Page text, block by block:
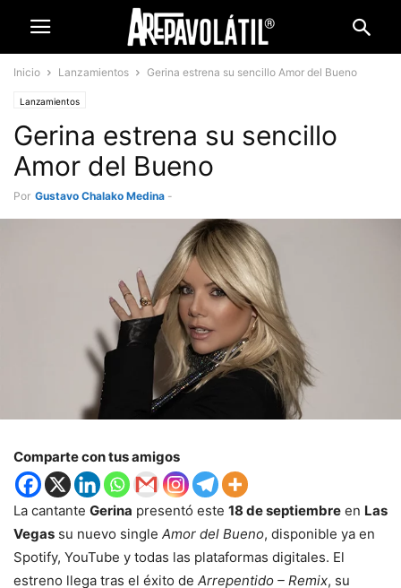
Inicio Lanzamientos Gerina estrena su sencillo Amor del Bueno
Lanzamientos
Gerina estrena su sencillo
Amor del Bueno
Por Gustavo Chalako Medina -
Comparte con tus amigos
La cantante Gerina presentó este 18 de septiembre en Las
Vegas su nuevo single Amor del Bueno, disponible ya en
Spotify, YouTube y todas las plataformas digitales. El
estreno llega tras el éxito de Arrepentido – Remix, su